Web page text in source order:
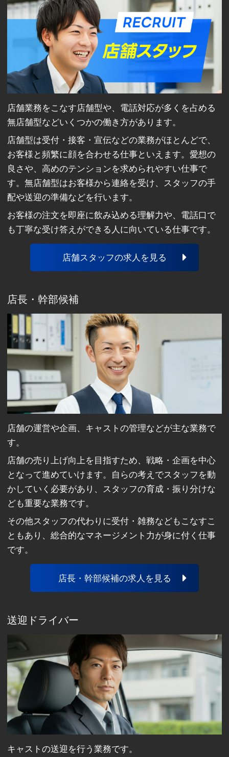
店舗業務をこなす店舗型や、電話対応が多くを占める
無店舗型などいくつかの働き方があります。
店舗型は受付・接客・宣伝などの業務がほとんどで、
お客様と頻繁に顔を合わせる仕事といえます。愛想の
良さや、高めのテンションを求められやすい仕事で
す。無店舗型はお客様から連絡を受け、スタッフの手
配や送迎の準備などを行います。
お客様の注文を即座に飲み込める理解力や、電話口で
も丁寧な受け答えができる人に向いている仕事です。
店舗スタッフの求人を見る
店長・幹部候補
店舗の運営や企画、キャストの管理などが主な業務で
す。
店舗の売り上げ向上を目指すため、戦略・企画を中心
となって進めていけます。自らの考えでスタッフを動
かしていく必要があり、スタッフの育成・振り分けな
ども重要な業務です。
その他スタッフの代わりに受付・雑務などもこなすこ
ともあり、総合的なマネージメント力が身に付く仕事
です。
店長・幹部候補の求人を見る
送迎ドライバー
キャストの送迎を行う業務です。